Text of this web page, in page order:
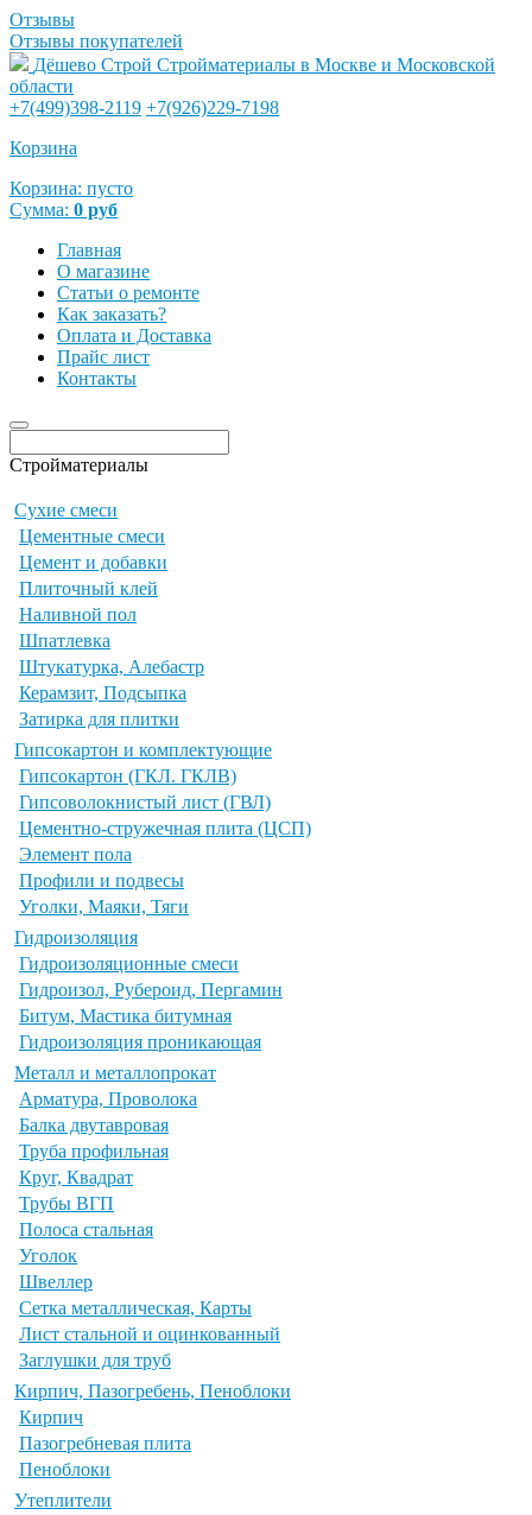
Отзывы
Отзывы покупателей
Дёшево Строй Стройматериалы в Москве и Московской
области
+7(499)398-2119 +7(926)229-7198
Корзина
Корзина: пусто
Сумма: 0 руб
Главная
О магазине
Статьи о ремонте
Как заказать?
Оплата и Доставка
Прайс лист
Контакты
Стройматериалы
Сухие смеси
Цементные смеси
Цемент и добавки
Плиточный клей
Наливной пол
Шпатлевка
Штукатурка, Алебастр
Керамзит, Подсыпка
Затирка для плитки
Гипсокартон и комплектующие
Гипсокартон (ГКЛ. ГКЛВ)
Гипсоволокнистый лист (ГВЛ)
Цементно-стружечная плита (ЦСП)
Элемент пола
Профили и подвесы
Уголки, Маяки, Тяги
Гидроизоляция
Гидроизоляционные смеси
Гидроизол, Рубероид, Пергамин
Битум, Мастика битумная
Гидроизоляция проникающая
Металл и металлопрокат
Арматура, Проволока
Балка двутавровая
Труба профильная
Круг, Квадрат
Трубы ВГП
Полоса стальная
Уголок
Швеллер
Сетка металлическая, Карты
Лист стальной и оцинкованный
Заглушки для труб
Кирпич, Пазогребень, Пеноблоки
Кирпич
Пазогребневая плита
Пеноблоки
Утеплители